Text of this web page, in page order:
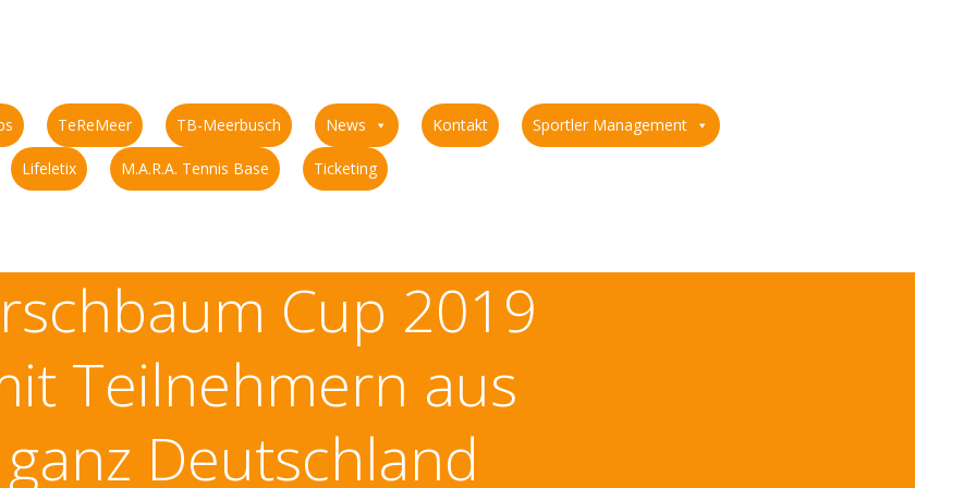
TeReMeer TB-Meerbusch News Kontakt Sportler Management
Lifeletix M.A.R.A. Tennis Base Ticketing
Cup 2019
Teilnehmern aus
ganz Deutschland